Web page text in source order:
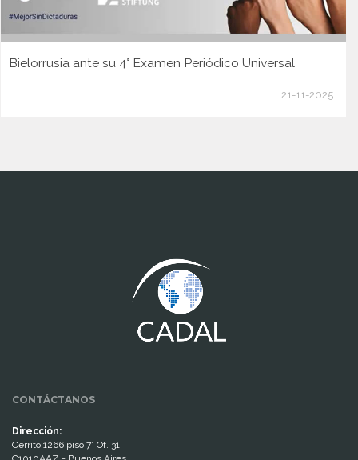
Bielorrusia ante su 4° Examen Periódico Universal
21-11-2025
CONTÁCTANOS
Dirección:
Cerrito 1266 piso 7° Of. 31